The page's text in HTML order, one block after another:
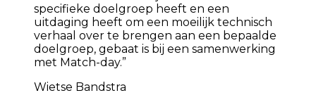
specifieke doelgroep heeft en een
uitdaging heeft om een moeilijk technisch
verhaal over te brengen aan een bepaalde
doelgroep, gebaat is bij een samenwerking
met Match-day.”
Wietse Bandstra